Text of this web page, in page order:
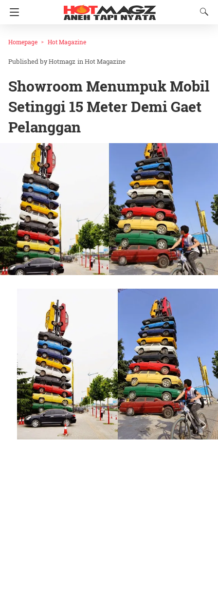
Homepage Hot Magazine
Hotmagz inHot Magazine
Showroom Menumpuk Mobil
Setinggi 15 Meter Demi Gaet
Pelanggan